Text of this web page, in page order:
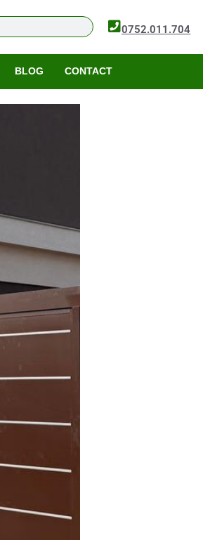
0752.011.704
BLOG CONTACT